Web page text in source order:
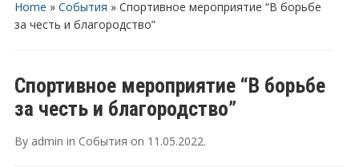
Home » События » Спортивное мероприятие “В борьбе
за честь и благородство”
Спортивное мероприятие “В борьбе
за честь и благородство”
By admin in События on 11.05.2022.